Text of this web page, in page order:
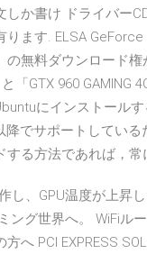
しか書け ドライバー
ります. ELSA
の無料ダウンロード
と「GTX 960
にインストール
降でサポートしてい
する方法であれば，
し、GPU温度が上昇
ング世界へ。 WiFiル
へ PCI EXPRESS